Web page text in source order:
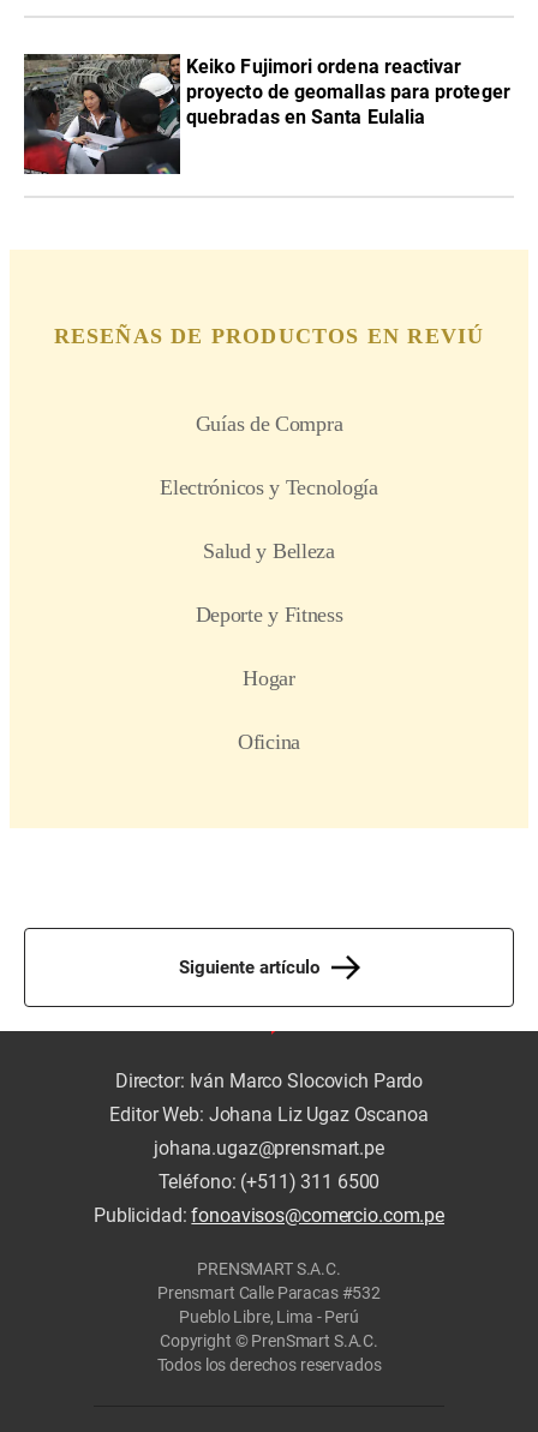
Keiko Fujimori ordena reactivar
proyecto de geomallas para proteger
quebradas en Santa Eulalia
Siguiente artículo
Director: Iván Marco Slocovich Pardo
Editor Web: Johana Liz Ugaz Oscanoa
johana.ugaz@prensmart.pe
Teléfono: (+511) 311 6500
Publicidad:fonoavisos@comercio.com.pe
PRENSMART S.A.C.
Prensmart Calle Paracas #532
Pueblo Libre, Lima - Perú
Copyright © PrenSmart S.A.C.
Todos los derechos reservados